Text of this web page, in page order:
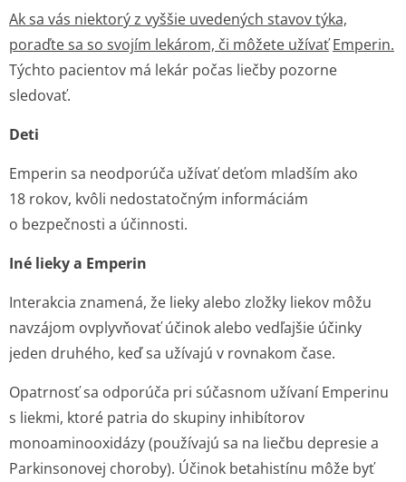
Ak sa vás niektorý z vyššie uvedených stavov týka,
poraďte sa so svojím lekárom, či môžete užívať Emperin.
Týchto pacientov má lekár počas liečby pozorne
sledovať.
Deti
Emperin sa neodporúča užívať deťom mladším ako
18 rokov, kvôli nedostatočným informáciám
o bezpečnosti a účinnosti.
Iné lieky a Emperin
Interakcia znamená, že lieky alebo zložky liekov môžu
navzájom ovplyvňovať účinok alebo vedľajšie účinky
jeden druhého, keď sa užívajú v rovnakom čase.
Opatrnosť sa odporúča pri súčasnom užívaní Emperinu
s liekmi, ktoré patria do skupiny inhibítorov
monoaminooxidázy (používajú sa na liečbu depresie a
Parkinsonovej choroby). Účinok betahistínu môže byť